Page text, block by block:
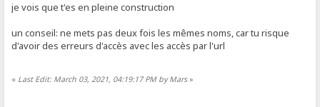
je vois que t'es en pleine construction
un conseil: ne mets pas deux fois les mêmes noms, car tu risque
d'avoir des erreurs d'accès avec les accès par l'url
« Last Edit: March 03, 2021, 04:19:17 PM by Mars»